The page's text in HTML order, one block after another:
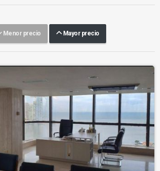
Menor precio Mayor precio